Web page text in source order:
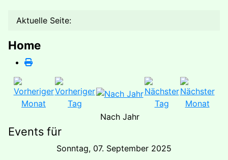
Aktuelle Seite:
Home
Nach Jahr
Events für
Sonntag, 07. September 2025